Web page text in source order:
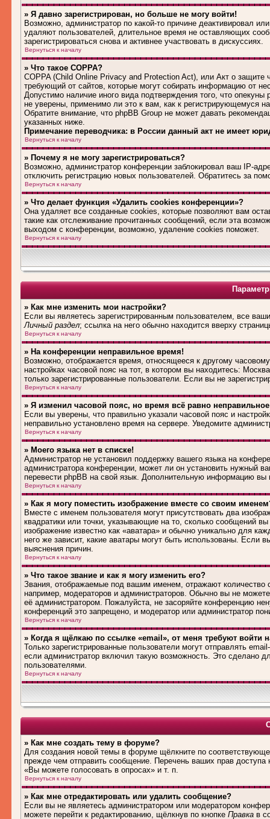
» Я давно зарегистрирован, но больше не могу войти!
Возможно, администратор по какой-то причине деактивировал
удаляют пользователей, длительное время не оставляющих
зарегистрироваться снова и активнее участвовать в дискуссиях.
Вернуться к началу
» Что такое COPPA?
COPPA (Child Online Privacy and Protection Act), или Акт о защите
требующий от сайтов, которые могут собирать информацию от
Допустимо наличие иного вида подтверждения того, что
не уверены, применимо ли это к вам, как к регистрирующемуся
Обратите внимание, что phpBB Group не может давать
указанных ниже.
Примечание переводчика: в России данный акт не имеет
Вернуться к началу
» Почему я не могу зарегистрироваться?
Возможно, администратор конференции заблокировал ваш IP-
отключить регистрацию новых пользователей. Обратитесь за
Вернуться к началу
» Что делает функция «Удалить cookies конференции»?
Она удаляет все созданные cookies, которые позволяют вам
такие как отслеживание прочитанных сообщений, если эта
выходом с конференции, возможно, удаление cookies поможет.
Вернуться к началу
» Как мне изменить мои настройки?
Если вы являетесь зарегистрированным пользователем, все
Личный раздел; ссылка на него обычно находится вверху
Вернуться к началу
» На конференции неправильное время!
Возможно, отображается время, относящееся к другому
настройках часовой пояс на тот, в котором вы находитесь:
только зарегистрированные пользователи. Если вы не
Вернуться к началу
» Я изменил часовой пояс, но время всё равно
Если вы уверены, что правильно указали часовой пояс и
неправильно установлено время на сервере. Уведомите
Вернуться к началу
» Моего языка нет в списке!
Администратор не установил поддержку вашего языка на
администратора конференции, может ли он установить нужный
перевести phpBB на свой язык. Дополнительную информацию вы
Вернуться к началу
» Как я могу поместить изображение вместе со своим
Вместе с именем пользователя могут присутствовать два
квадратики или точки, указывающие на то, сколько сообщений
изображение известно как «аватара» и обычно уникально для
него же зависит, какие аватары могут быть использованы. Если
выяснения причин.
Вернуться к началу
» Что такое звание и как я могу изменить его?
Звания, отображаемые под вашим именем, отражают
например, модераторов и администраторов. Обычно вы не
её администратором. Пожалуйста, не засоряйте конференцию
конференций это запрещено, и модератор или администратор
Вернуться к началу
» Когда я щёлкаю по ссылке «email», от меня требуют войти
Только зарегистрированные пользователи могут отправлять
если администратор включил такую возможность. Это сделано
пользователями.
Вернуться к началу
» Как мне создать тему в форуме?
Для создания новой темы в форуме щёлкните по
прежде чем отправить сообщение. Перечень ваших прав
«Вы можете голосовать в опросах» и т. п.
Вернуться к началу
» Как мне отредактировать или удалить сообщение?
Если вы не являетесь администратором или модератором
можете перейти к редактированию, щёлкнув по кнопке Правка в